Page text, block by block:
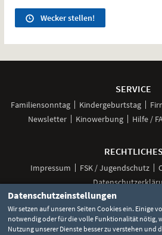
Wecker stellen!
SERVICE
Familiensonntag Kindergeburtstag
Newsletter
Kinowerbung Hilfe /
RECHTLICHES
Impressum FSK / Jugendschutz
Social UnsereUnsereUnsere
Datenschutzeinstellungen
Wir setzen auf unseren Seiten Cookies ein. Einige
notwendig oder für die volle Funktionalität nötig,
Nutzung unserer Dienste besser zu verstehen und